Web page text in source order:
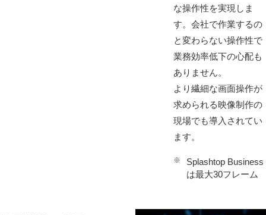
な操作性を実現しま
す。会社で作業するの
と変わらない操作性で
業務効率低下の心配も
ありません。
より繊細な画⾯操作が
求められる映像制作の
現場でも導入されてい
ます。
※
Splashtop Business
は最大30フレーム